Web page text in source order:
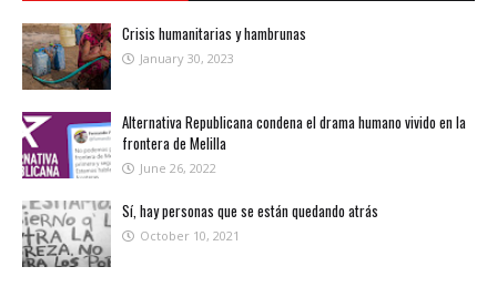
Crisis humanitarias y hambrunas
January 30, 2023
Alternativa Republicana condena el drama humano vivido en la
frontera de Melilla
June 26, 2022
Sí, hay personas que se están quedando atrás
October 10, 2021